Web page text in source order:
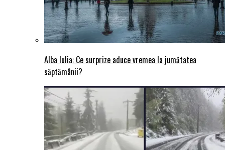
Alba Iulia: Ce surprize aduce vremea la jumătatea
săptămânii?